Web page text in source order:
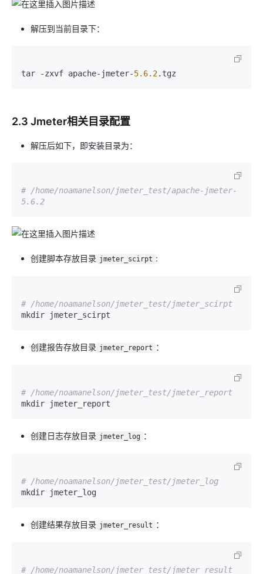
解压到当前目录下：
tar -zxvf apache-jmeter-5.6.2
2.3 Jmeter相关目录配置
解压后如下，即安装目录为：
# /home/noamanelson/jmeter_test/apache-jmeter-
5.6.2
创建脚本存放目录 jmeter_scirpt :
# /home/noamanelson/jmeter_test/jmeter_scirpt
创建报告存放目录 jmeter_report ：
# /home/noamanelson/jmeter_test/jmeter_report
创建日志存放目录 jmeter_log ：
# /home/noamanelson/jmeter_test/jmeter_log
创建结果存放目录 jmeter_result ：
# /home/noamanelson/jmeter_test/jmeter_result